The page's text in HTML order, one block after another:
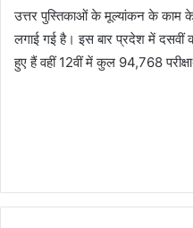
उत्तर पुस्तिकाओं के मूल्यांकन के काम के
लगाई गई है। इस बार प्रदेश में दसवीं
हुए हैं वहीं 12वीं में कुल 94,768